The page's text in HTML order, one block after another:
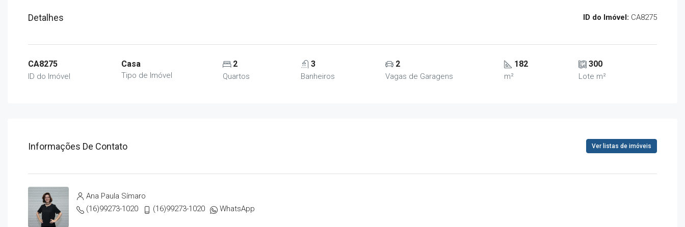
Detalhes ID do Imóvel: CA8275
CA8275
ID do Imóvel
Casa
Tipo de Imóvel
2
Quartos
3
Banheiros
2
Vagas de Garagens
182
m²
300
Lote m²
Informações De Contato Ver listas de imóveis
Ana Paula Símaro
(16)99273-1020
(16)99273-1020 WhatsApp